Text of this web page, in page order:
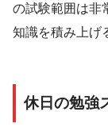
の試験範囲は非
知識を積み上げ
休日の勉強